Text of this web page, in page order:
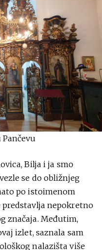
Bilja i ja smo
se do obližnjeg
po istoimenom
nepokretno
značaja. Međutim,
izlet, saznala sam
nalazišta više